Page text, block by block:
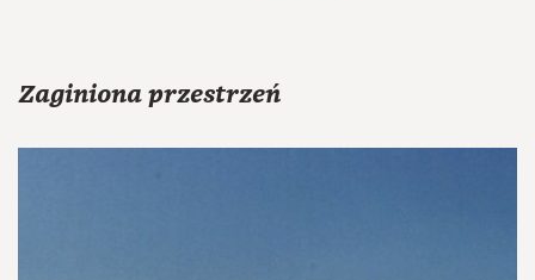
Zaginiona przestrzeń